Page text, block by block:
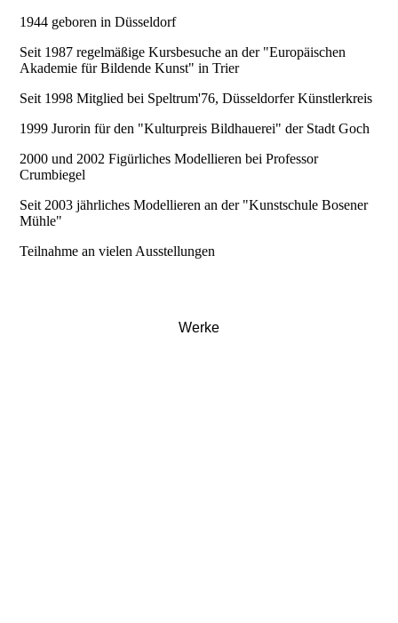
1944 geboren in Düsseldorf
Seit 1987 regelmäßige Kursbesuche an der "Europäischen
Akademie für Bildende Kunst" in Trier
Seit 1998 Mitglied bei Speltrum'76, Düsseldorfer Künstlerkreis
1999 Jurorin für den "Kulturpreis Bildhauerei" der Stadt Goch
2000 und 2002 Figürliches Modellieren bei Professor
Crumbiegel
Seit 2003 jährliches Modellieren an der "Kunstschule Bosener
Mühle"
Teilnahme an vielen Ausstellungen
Werke